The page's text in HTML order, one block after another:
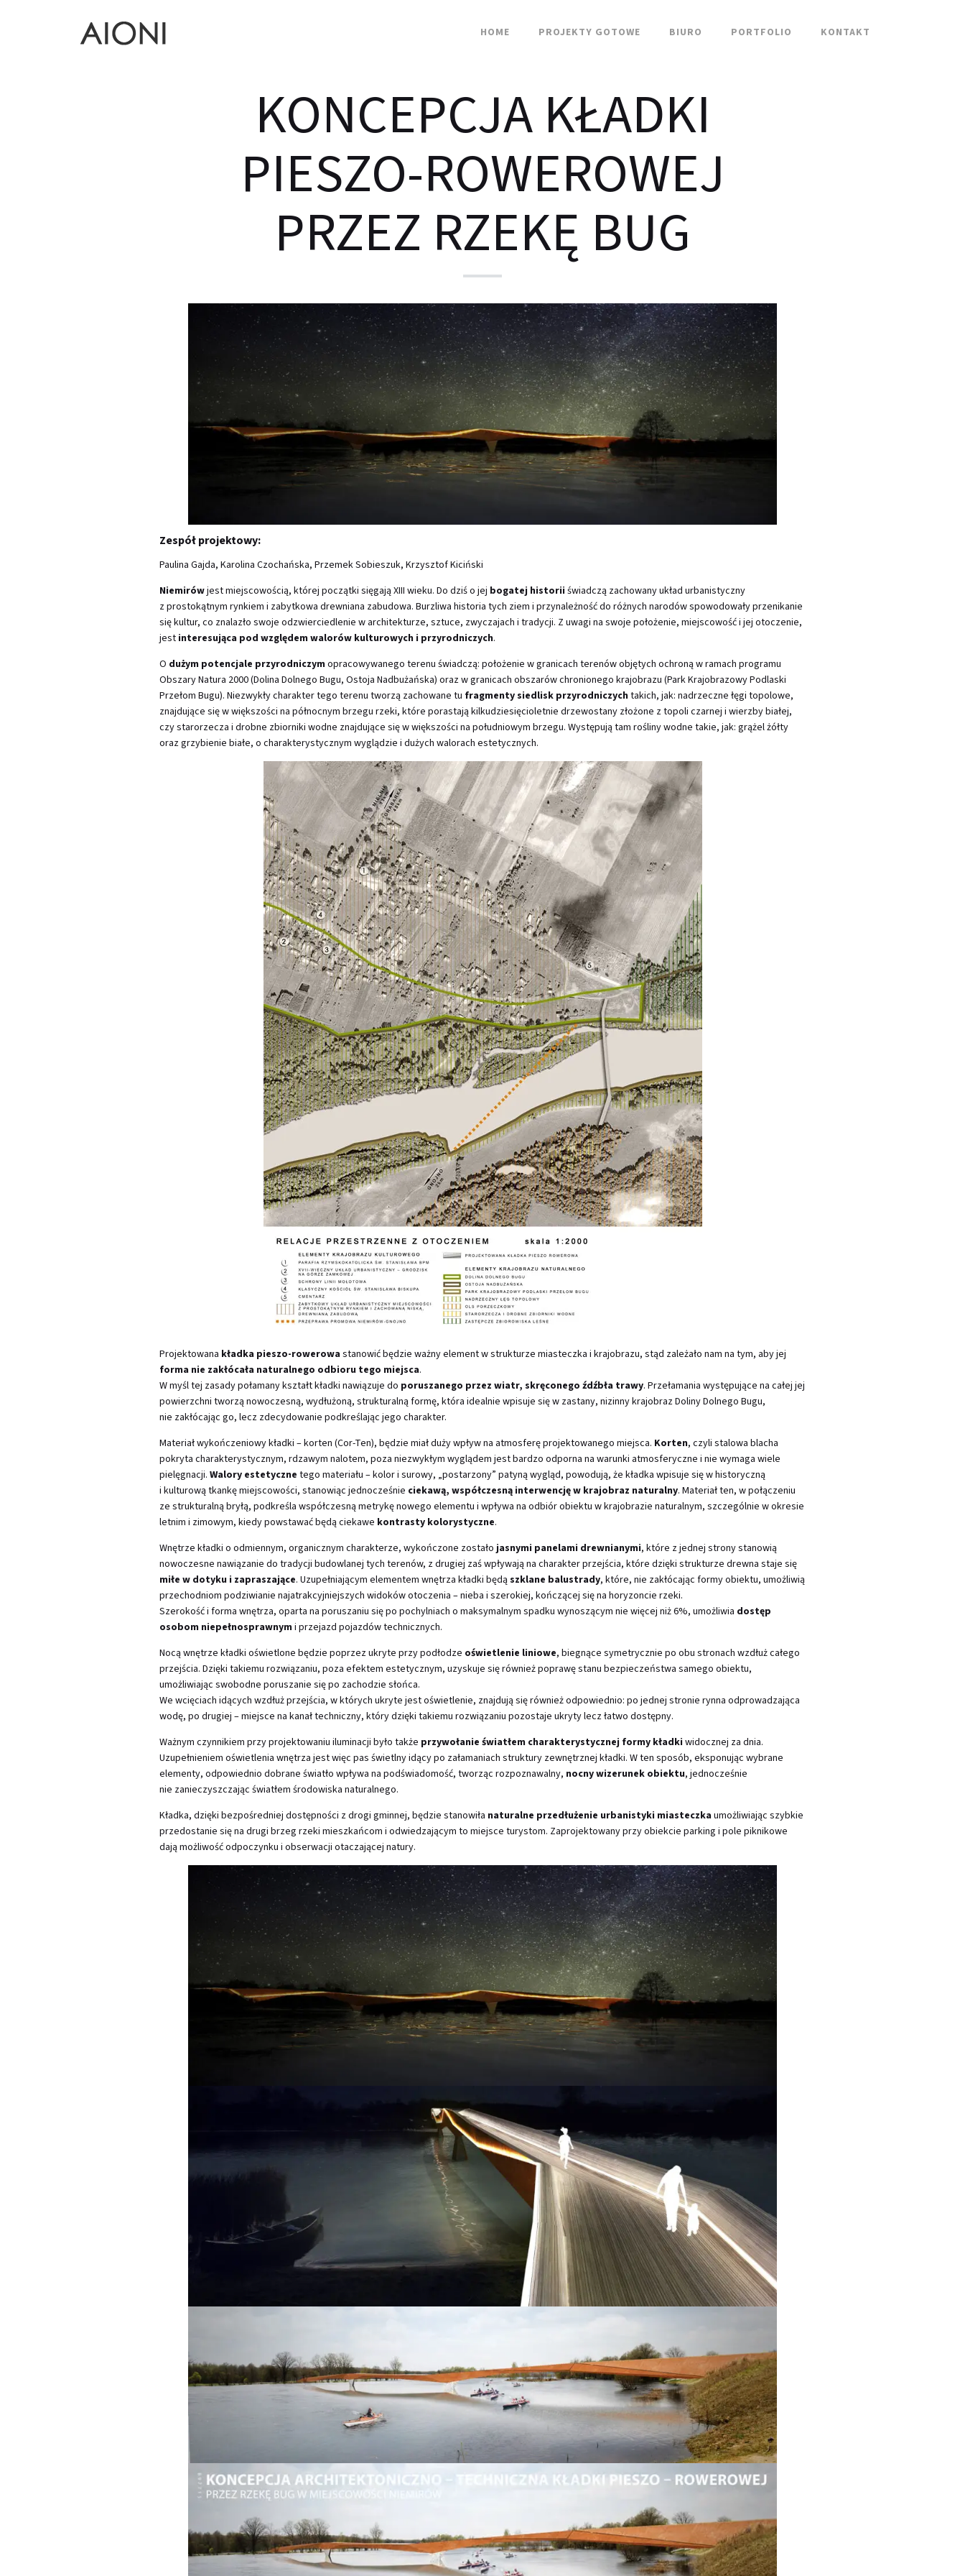
HOME PROJEKTY GOTOWE BIURO PORTFOLIO KONTAKT
KONCEPCJA KŁADKI
PIESZO-ROWEROWEJ
PRZEZ RZEKĘ BUG
Zespół projektowy:
Paulina Gajda, Karolina Czochańska, Przemek Sobieszuk, Krzysztof Kiciński
Niemirówjest miejscowością, której początki sięgają XIII wieku. Do dziś o jej bogatej historii świadczą zachowany układ urbanistyczny
z prostokątnym rynkiem i zabytkowa drewniana zabudowa. Burzliwa historia tych ziem i przynależność do różnych narodów spowodowały przenikanie
się kultur, co znalazło swoje odzwierciedlenie w architekturze, sztuce, zwyczajach i tradycji. Z uwagi na swoje położenie, miejscowość i jej otoczenie,
jest interesująca pod względem walorów kulturowych i przyrodniczych.
O dużym potencjale przyrodniczym opracowywanego terenu świadczą: położenie w granicach terenów objętych ochroną w ramach programu
Obszary Natura 2000 (Dolina Dolnego Bugu, Ostoja Nadbużańska) oraz w granicach obszarów chronionego krajobrazu (Park Krajobrazowy Podlaski
Przełom Bugu). Niezwykły charakter tego terenu tworzą zachowane tu fragmenty siedlisk przyrodniczych takich, jak: nadrzeczne łęgi topolowe,
znajdujące się w większości na północnym brzegu rzeki, które porastają kilkudziesięcioletnie drzewostany złożone z topoli czarnej i wierzby białej,
czy starorzecza i drobne zbiorniki wodne znajdujące się w większości na południowym brzegu. Występują tam rośliny wodne takie, jak: grążel żółty
oraz grzybienie białe, o charakterystycznym wyglądzie i dużych walorach estetycznych.
Projektowana kładka pieszo-rowerowa stanowić będzie ważny element w strukturze miasteczka i krajobrazu, stąd zależało nam na tym, aby jej
forma nie zakłócała naturalnego odbioru tego miejsca.
W myśl tej zasady połamany kształt kładki nawiązuje do poruszanego przez wiatr, skręconego źdźbła trawy. Przełamania występujące na całej jej
powierzchni tworzą nowoczesną, wydłużoną, strukturalną formę, która idealnie wpisuje się w zastany, nizinny krajobraz Doliny Dolnego Bugu,
nie zakłócając go, lecz zdecydowanie podkreślając jego charakter.
Materiał wykończeniowy kładki – korten (Cor-Ten), będzie miał duży wpływ na atmosferę projektowanego miejsca. Korten, czyli stalowa blacha
pokryta charakterystycznym, rdzawym nalotem, poza niezwykłym wyglądem jest bardzo odporna na warunki atmosferyczne i nie wymaga wiele
pielęgnacji. Walory estetyczne tego materiału – kolor i surowy, „postarzony” patyną wygląd, powodują, że kładka wpisuje się w historyczną
i kulturową tkankę miejscowości, stanowiąc jednocześnie ciekawą, współczesną interwencję w krajobraz naturalny. Materiał ten, w połączeniu
ze strukturalną bryłą, podkreśla współczesną metrykę nowego elementu i wpływa na odbiór obiektu w krajobrazie naturalnym, szczególnie w okresie
letnim i zimowym, kiedy powstawać będą ciekawe kontrasty kolorystyczne.
Wnętrze kładki o odmiennym, organicznym charakterze, wykończone zostało jasnymi panelami drewnianymi, które z jednej strony stanowią
nowoczesne nawiązanie do tradycji budowlanej tych terenów, z drugiej zaś wpływają na charakter przejścia, które dzięki strukturze drewna staje się
miłe w dotyku i zapraszające. Uzupełniającym elementem wnętrza kładki będą szklane balustrady, które, nie zakłócając formy obiektu, umożliwią
przechodniom podziwianie najatrakcyjniejszych widoków otoczenia – nieba i szerokiej, kończącej się na horyzoncie rzeki.
Szerokość i forma wnętrza, oparta na poruszaniu się po pochylniach o maksymalnym spadku wynoszącym nie więcej niż 6%, umożliwia dostęp
osobom niepełnosprawnym i przejazd pojazdów technicznych.
Nocą wnętrze kładki oświetlone będzie poprzez ukryte przy podłodze oświetlenie liniowe, biegnące symetrycznie po obu stronach wzdłuż całego
przejścia. Dzięki takiemu rozwiązaniu, poza efektem estetycznym, uzyskuje się również poprawę stanu bezpieczeństwa samego obiektu,
umożliwiając swobodne poruszanie się po zachodzie słońca.
We wcięciach idących wzdłuż przejścia, w których ukryte jest oświetlenie, znajdują się również odpowiednio: po jednej stronie rynna odprowadzająca
wodę, po drugiej – miejsce na kanał techniczny, który dzięki takiemu rozwiązaniu pozostaje ukryty lecz łatwo dostępny.
Ważnym czynnikiem przy projektowaniu iluminacji było także przywołanie światłem charakterystycznej formy kładki widocznej za dnia.
Uzupełnieniem oświetlenia wnętrza jest więc pas świetlny idący po załamaniach struktury zewnętrznej kładki. W ten sposób, eksponując wybrane
elementy, odpowiednio dobrane światło wpływa na podświadomość, tworząc rozpoznawalny, nocny wizerunek obiektu, jednocześnie
nie zanieczyszczając światłem środowiska naturalnego.
Kładka, dzięki bezpośredniej dostępności z drogi gminnej, będzie stanowiła naturalne przedłużenie urbanistyki miasteczka umożliwiając szybkie
przedostanie się na drugi brzeg rzeki mieszkańcom i odwiedzającym to miejsce turystom. Zaprojektowany przy obiekcie parking i pole piknikowe
dają możliwość odpoczynku i obserwacji otaczającej natury.